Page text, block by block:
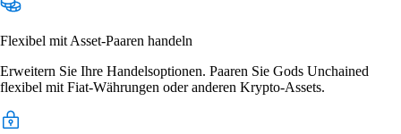
Flexibel mit Asset-Paaren handeln
Erweitern Sie Ihre Handelsoptionen. Paaren Sie Gods Unchained
flexibel mit Fiat-Währungen oder anderen Krypto-Assets.